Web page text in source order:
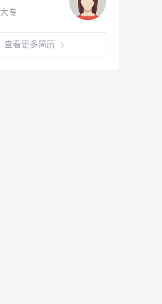
大专
查看更多简历